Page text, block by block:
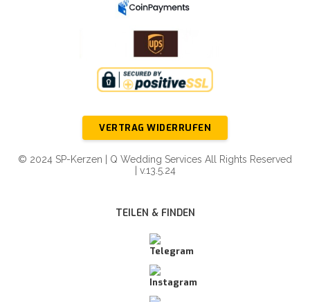
VERTRAG WIDERRUFEN
© 2024 SP-Kerzen | Q Wedding Services All Rights Reserved
| v.13.5.24
TEILEN & FINDEN